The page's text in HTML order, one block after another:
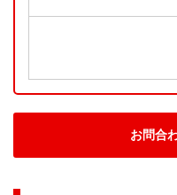
お問合